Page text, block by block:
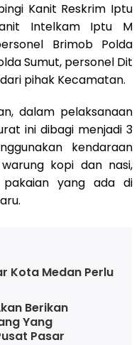
Kanit Reskrim Iptu
Intelkam Iptu M
Brimob Polda
Sumut, personel Dit
pihak Kecamatan.
dalam pelaksanaan
ini dibagi menjadi 3
kendaraan
kopi dan nasi,
yang ada di
Kota Medan Perlu
Berikan
Yang
Pasar